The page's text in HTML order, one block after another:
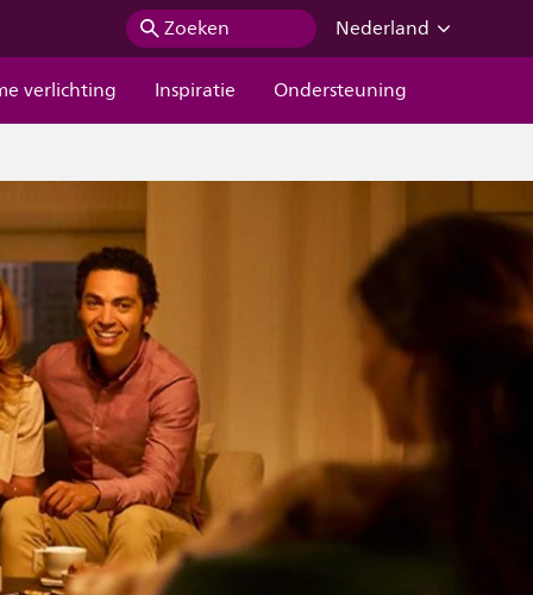
Zoeken
Nederland
verlichting
Inspiratie Ondersteuning